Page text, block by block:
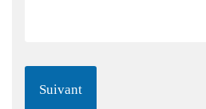
Suivant